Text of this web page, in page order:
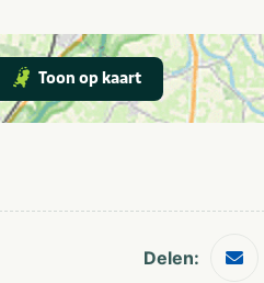
Toon op kaart
Delen: